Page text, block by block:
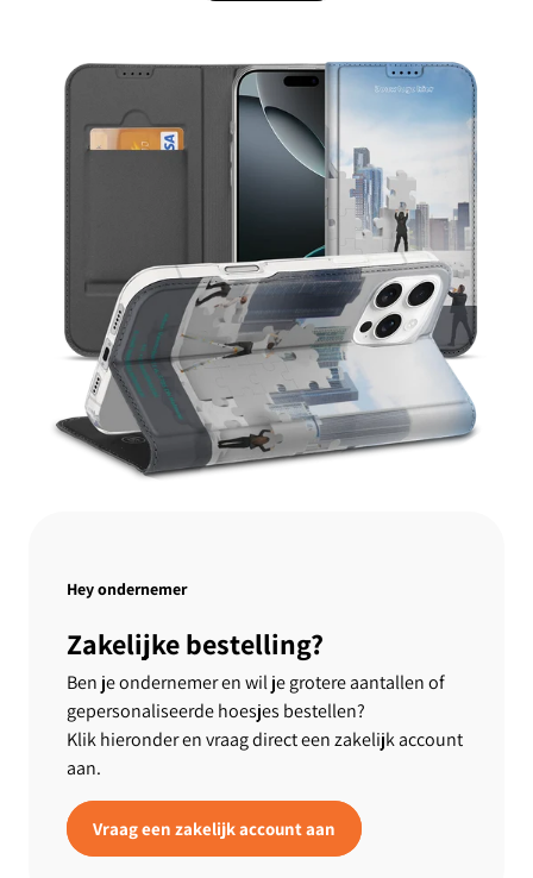
Hey ondernemer
Zakelijke bestelling?
Ben je ondernemer en wil je grotere aantallen of
gepersonaliseerde hoesjes bestellen?
Klik hieronder en vraag direct een zakelijk account
aan.
Vraag een zakelijk account aan